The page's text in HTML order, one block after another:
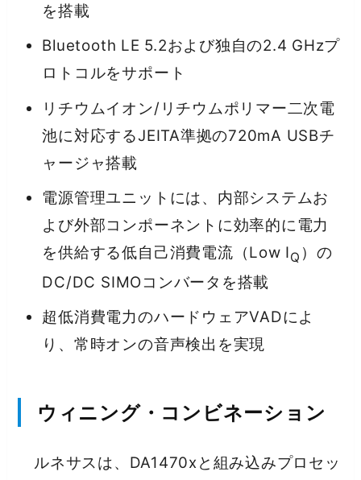
を搭載
Bluetooth LE 5.2および独自の2.4 GHzプ
ロトコルをサポート
リチウムイオン/リチウムポリマー二次電
池に対応するJEITA準拠の720mA USBチ
ャージャ搭載
電源管理ユニットには、内部システムお
よび外部コンポーネントに効率的に電力
を供給する低自己消費電流（Low IQ ）の
DC/DC SIMOコンバータを搭載
超低消費電力のハードウェアVADによ
り、常時オンの音声検出を実現
ウィニング・コンビネーション
ルネサスは、DA1470xと組み込みプロセッ